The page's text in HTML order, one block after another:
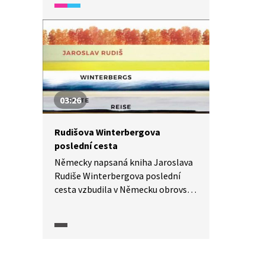
může být pro někoho těžší
a pro někoho snadnější. Verše
můžete znát jako píseň z pohádky
„Obušku, z pytle ven!“.
03:26
Rudišova Winterbergova
poslední cesta
Německy napsaná kniha Jaroslava
Rudiše Winterbergova poslední
cesta vzbudila v Německu obrovský
Knihu komentují Michal Hvorecký